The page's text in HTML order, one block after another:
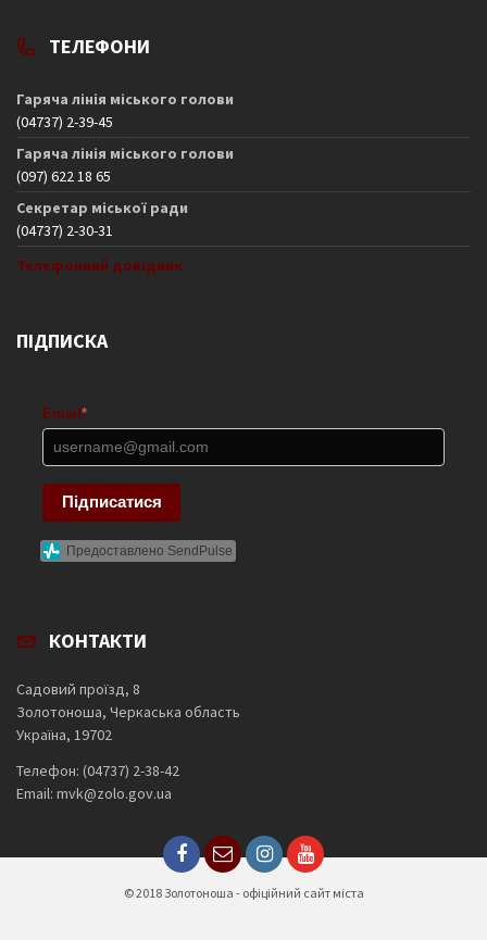
ТЕЛЕФОНИ
Гаряча лінія міського голови
(04737) 2-39-45
Гаряча лінія міського голови
(097) 622 18 65
Секретар міської ради
(04737) 2-30-31
Телефонний довідник
ПІДПИСКА
Email *
Підписатися
Предоставлено SendPulse
КОНТАКТИ
Садовий проїзд, 8
Золотоноша, Черкаська область
Україна, 19702
Телефон: (04737) 2-38-42
Email: mvk@zolo.gov.ua
© 2018 Золотоноша - офіційний сайт міста